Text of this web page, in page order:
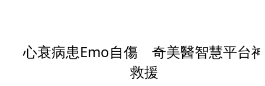
心衰病患Emo自傷 奇美醫智慧平台神
救援